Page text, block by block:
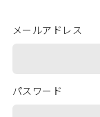
メールアドレス
パスワード